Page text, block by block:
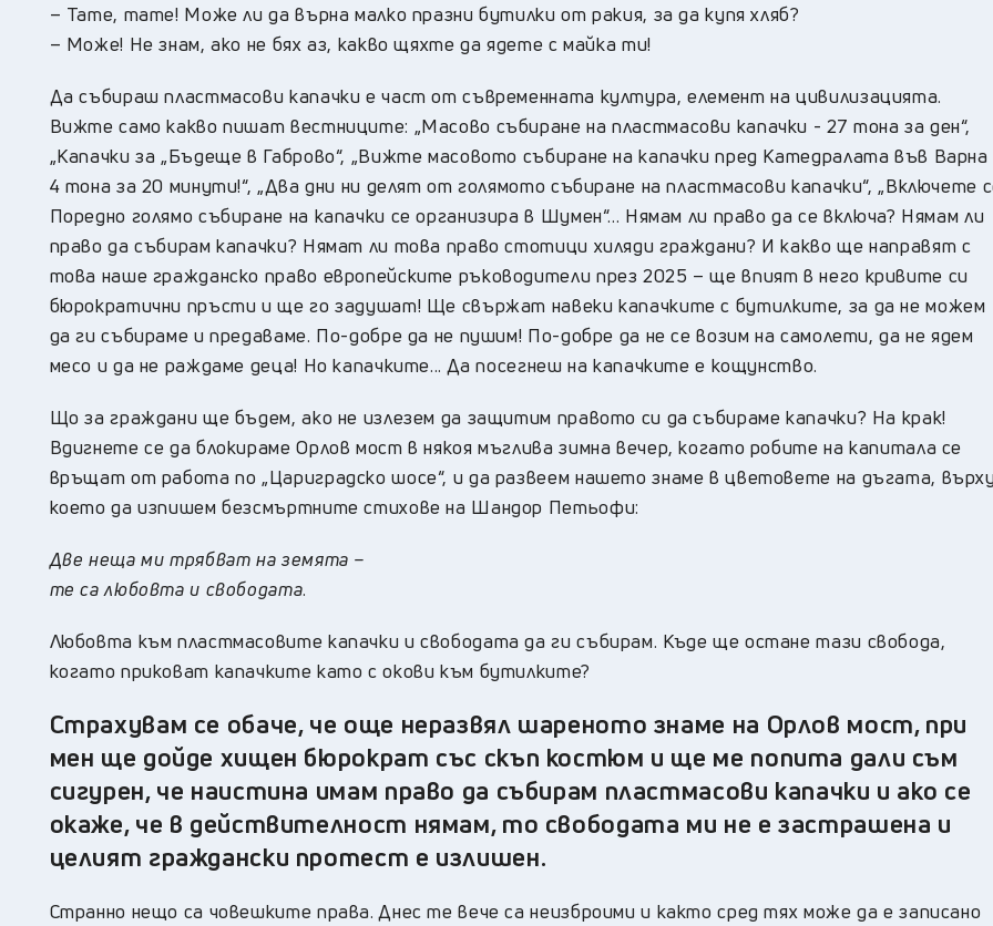
– Тате, тате! Може ли да върна малко празни бутилки от ракия, за да купя хляб?
– Може! Не знам, ако не бях аз, какво щяхте да ядете с майка ти!
Да събираш пластмасови капачки е част от съвременната култура, елемент на цивилизацията.
Вижте само какво пишат вестниците: „Масово събиране на пластмасови капачки - 27 тона за ден“,
„Капачки за „Бъдеще в Габрово“, „Вижте масовото събиране на капачки пред Катедралата във
4 тона за 20 минути!“, „Два дни ни делят от голямото събиране на пластмасови капачки“, „Включете
Поредно голямо събиране на капачки се организира в Шумен“... Нямам ли право да се включа? Нямам ли
право да събирам капачки? Нямат ли това право стотици хиляди граждани? И какво ще направят с
това наше гражданско право европейските ръководители през 2025 – ще впият в него кривите си
бюрократични пръсти и ще го задушат! Ще свържат навеки капачките с бутилките, за да не можем
да ги събираме и предаваме. По-добре да не пушим! По-добре да не се возим на самолети, да не ядем
месо и да не раждаме деца! Но капачките... Да посегнеш на капачките е кощунство.
Що за граждани ще бъдем, ако не излезем да защитим правото си да събираме капачки? На крак!
Вдигнете се да блокираме Орлов мост в някоя мъглива зимна вечер, когато робите на капитала се
връщат от работа по „Цариградско шосе“, и да развеем нашето знаме в цветовете на дъгата,
което да изпишем безсмъртните стихове на Шандор Петьофи:
Две неща ми трябват на земята –
те са любовта и свободата.
Любовта към пластмасовите капачки и свободата да ги събирам. Къде ще остане тази свобода,
когато приковат капачките като с окови към бутилките?
Страхувам се обаче, че още неразвял шареното знаме на Орлов мост, при
мен ще дойде хищен бюрократ със скъп костюм и ще ме попита дали съм
сигурен, че наистина имам право да събирам пластмасови капачки и ако се
окаже, че в действителност нямам, то свободата ми не е застрашена и
целият граждански протест е излишен.
Странно нещо са човешките права. Днес те вече са неизброими и както сред тях може да е записано